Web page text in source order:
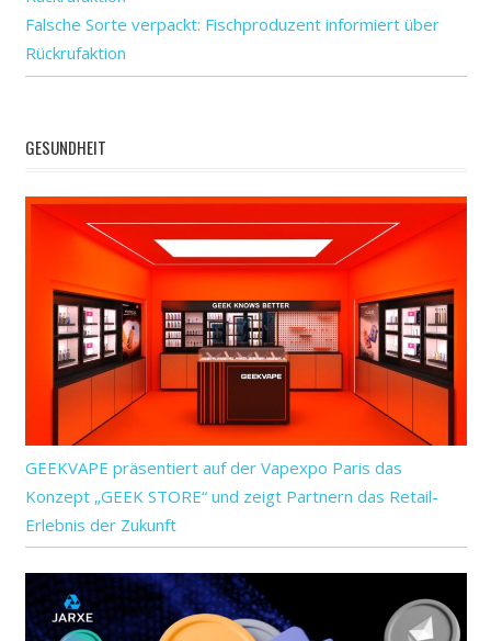
Falsche Sorte verpackt: Fischproduzent informiert über
Rückrufaktion
GESUNDHEIT
GEEKVAPE präsentiert auf der Vapexpo Paris das
Konzept „GEEK STORE“ und zeigt Partnern das Retail-
Erlebnis der Zukunft